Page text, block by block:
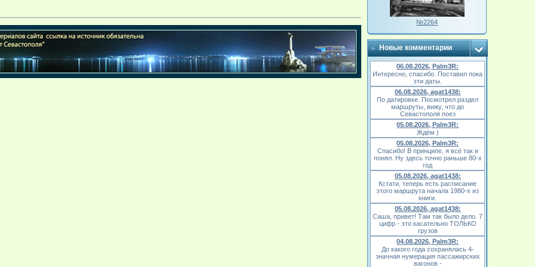
№2264
Новые комментарии
06.08.2026, Palm3R:
Интересно, спасибо. Поставил пока
эти даты.
06.08.2026, agat1438:
По датировке. Посмотрел раздел
маршруты, вижу, что до
Севастополя поез
05.08.2026, Palm3R:
Ждём )
05.08.2026, Palm3R:
Спасибо! В принципе, я всё так и
понял. Ну здесь точно раньше 80-х
год
05.08.2026, agat1438:
Кстати, теперь есть расписание
этого маршрута начала 1980-х из
книги.
05.08.2026, agat1438:
Саша, привет! Там так было дело. 7
цифр - это касательно ТОЛЬКО
грузов
04.08.2026, Palm3R:
До какого года сохранялась 4-
значная нумерация пассажирских
вагонов -